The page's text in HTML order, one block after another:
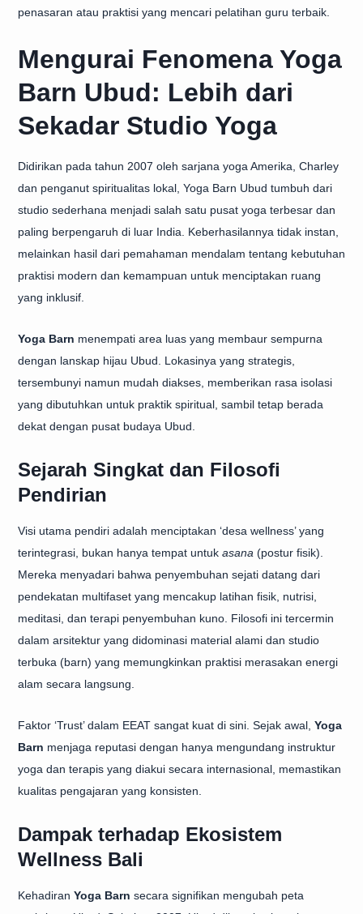
penasaran atau praktisi yang mencari pelatihan guru terbaik.
Mengurai Fenomena Yoga
Barn Ubud: Lebih dari
Sekadar Studio Yoga
Didirikan pada tahun 2007 oleh sarjana yoga Amerika, Charley
dan penganut spiritualitas lokal, Yoga Barn Ubud tumbuh dari
studio sederhana menjadi salah satu pusat yoga terbesar dan
paling berpengaruh di luar India. Keberhasilannya tidak instan,
melainkan hasil dari pemahaman mendalam tentang kebutuhan
praktisi modern dan kemampuan untuk menciptakan ruang
yang inklusif.
Yoga Barn menempati area luas yang membaur sempurna
dengan lanskap hijau Ubud. Lokasinya yang strategis,
tersembunyi namun mudah diakses, memberikan rasa isolasi
yang dibutuhkan untuk praktik spiritual, sambil tetap berada
dekat dengan pusat budaya Ubud.
Sejarah Singkat dan Filosofi
Pendirian
Visi utama pendiri adalah menciptakan ‘desa wellness’ yang
terintegrasi, bukan hanya tempat untuk asana (postur fisik).
Mereka menyadari bahwa penyembuhan sejati datang dari
pendekatan multifaset yang mencakup latihan fisik, nutrisi,
meditasi, dan terapi penyembuhan kuno. Filosofi ini tercermin
dalam arsitektur yang didominasi material alami dan studio
terbuka (barn) yang memungkinkan praktisi merasakan energi
alam secara langsung.
Faktor ‘Trust’ dalam EEAT sangat kuat di sini. Sejak awal, Yoga
Barn menjaga reputasi dengan hanya mengundang instruktur
yoga dan terapis yang diakui secara internasional, memastikan
kualitas pengajaran yang konsisten.
Dampak terhadap Ekosistem
Wellness Bali
Kehadiran Yoga Barn secara signifikan mengubah peta